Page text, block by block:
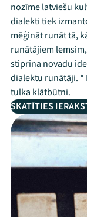
nozīme latviešu
dialekti tiek
mēģināt runāt tā,
runātājiem
stiprina novadu
dialektu runātāji. *
tulka klātbūtni.
SKATĪTIES